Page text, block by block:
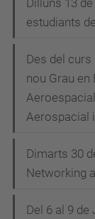
Dilluns 13
estudiants
Des del curs
nou Grau en
Aerospacial
Dimarts 30
Networking
Del 6 al 9